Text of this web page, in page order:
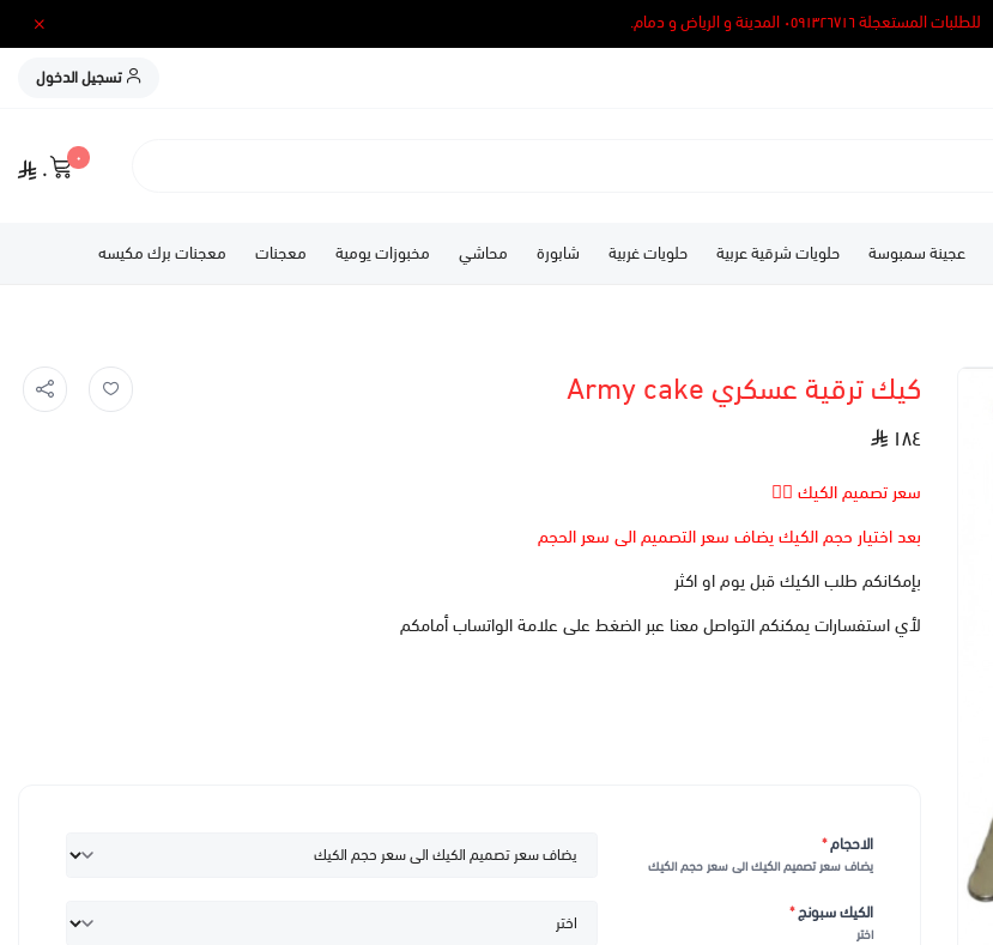
للطلبات المستعجلة ٠٥٩١٣٢٦٧١٦ المدينة و الرياض و دمام.
تسجيل الدخول
٠
٠
عجينة سمبوسة حلويات شرقية عربية حلويات غربية شابورة محاشي مخبوزات يومية معجنات معجنات برك مكيسه
كيك ترقية عسكري Army cake
١٨٤
سعر تصميم الكيك 👆🏻
بعد اختيار حجم الكيك يضاف سعر التصميم الى سعر الحجم
بإمكانكم طلب الكيك قبل يوم او اكثر
لأي استفسارات يمكنكم التواصل معنا عبر الضغط على علامة الواتساب أمامكم
الاحجام*
يضاف سعر تصميم الكيك الى سعر حجم الكيك
الكيك سبونج*
اختر